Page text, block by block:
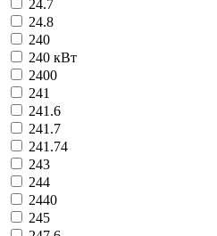
24.7
24.8
240
240 кВт
2400
241
241.6
241.7
241.74
243
244
2440
245